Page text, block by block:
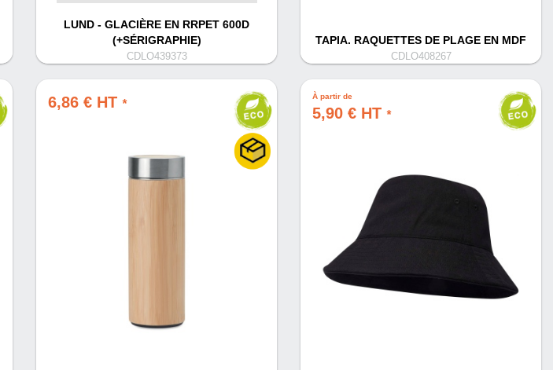
LUND - GLACIÈRE EN RRPET 600D
(+SÉRIGRAPHIE)
CDLO439373
TAPIA. RAQUETTES DE PLAGE EN MDF
CDLO408267
6,86 € HT *
À partir de
5,90 € HT *